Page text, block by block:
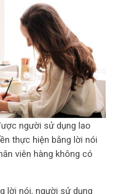
người sử dụng lao
thực hiện bằng lời nói
viên hàng không có
lời nói, người sử dụng